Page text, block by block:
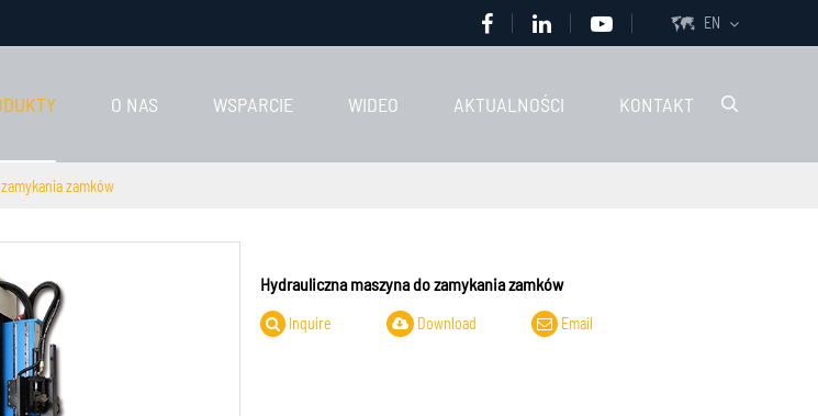
 EN

O NAS WSPARCIE WIDEO AKTUALNOŚCI KONTAKT
zamków
Hydrauliczna maszyna do zamykania zamków
Inquire Download Email